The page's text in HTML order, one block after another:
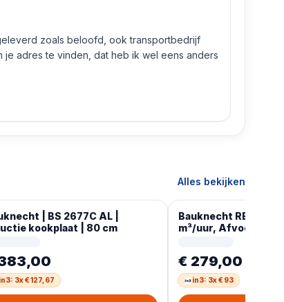
zoals beloofd, ook transportbedrijf
je adres te vinden, dat heb ik wel eens anders
Alles bekijken
| BS 2677C AL |
kookplaat | 80 cm
in3: 3x € 127,67
Bauknecht RBAH 92
m³/uur, Afvoerend/
€ 279,00
in3: 3x € 93